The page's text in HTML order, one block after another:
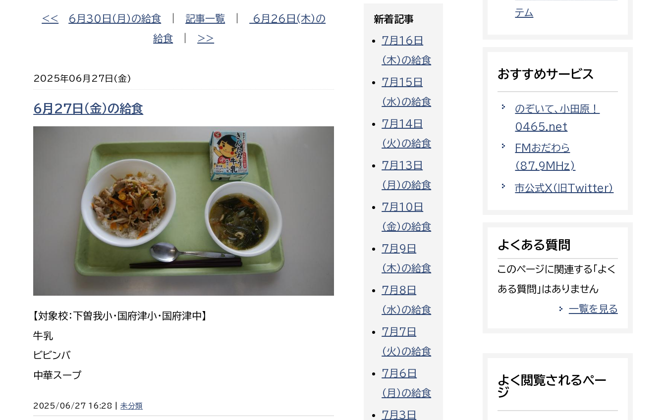
求職者
ペット
観光
保険課
子ども政策課
保育課
農政課
水産海浜課
都市政策課
開発審査課
道水路整備課
みどり公園課
出納室
市立総合医療センター
患者サポートセンター
病院管理局：経営管理課
病院管理局：施設用度課
消防
消防総務課
予防課
警防計画課
警防第1課
警防第2課
上下水道局
経営総務課
給排水業務課
水道整備課
下水道整備課
教育部
教育総務課
選挙管理委員会事務局
選挙管理委員会事務局
監査事務局
農業委員会事務局
<< 6月30日（月）の給食 記事一覧
6月26日(木）の
給食
>>
2025年06月27日(金)
6月27日（金）の給食
【対象校：下曽我小・国府津小・国府津中】
牛乳
ビビンバ
中華スープ
2025/06/27 16:28 |未分類
新着記事
7月16日
（木）の給食
7月15日
（水）の給食
7月14日
（火）の給食
７月13日
（月）の給食
７月10日
（金）の給食
７月9日
（木）の給食
７月８日
（水）の給食
7月7日
（火）の給食
7月6日
（月）の給食
7月3日
テム
おすすめサービス
のぞいて、小田原！
0465.net
FMおだわら
（87.9MHz)
市公式X（旧Twitter）
よくある質問
このページに関連する「よく
ある質問」はありません
一覧を見る
よく閲覧されるペー
ジ